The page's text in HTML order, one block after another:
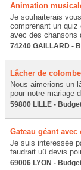
Animation
Je souhaiterais
comprenant un quiz
avec des chansons
74240 GAILLARD -
Lâcher de
Nous aimerions un
pour notre mariage
59800 LILLE -
Gateau géant
Je suis interessée
faudrait uû devis
69006 LYON -